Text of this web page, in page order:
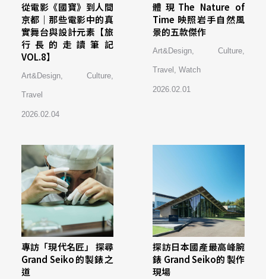
從電影《國寶》到人間
京都｜那些電影中的真
實舞台與設計元素【旅
行長的走讀筆記
VOL.8】
Art&Design, Culture,
Travel
2026.02.04
體現The Nature of
Time 映照岩手自然風
景的五款傑作
Art&Design,Culture,
Travel ,Watch
2026.02.01
專訪「現代名匠」 探尋
Grand Seiko的製錶之
道
探訪日本國產最高峰腕
錶 Grand Seiko的 製作
現場